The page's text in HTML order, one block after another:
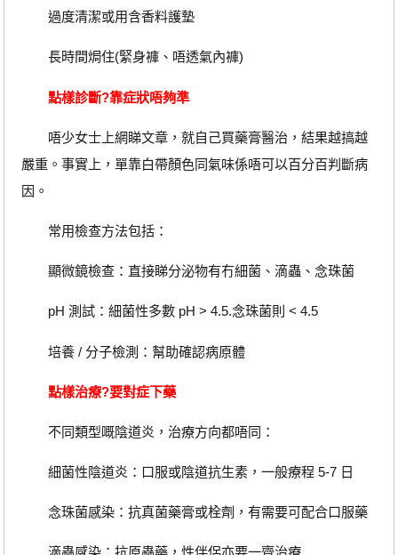
過度清潔或用含香料護墊
長時間焗住(緊身褲、唔透氣內褲)
點樣診斷?靠症狀唔夠準
唔少女士上網睇文章，就自己買藥膏醫治，結果越搞越
嚴重。事實上，單靠白帶顏色同氣味係唔可以百分百判斷病
因。
常用檢查方法包括：
顯微鏡檢查：直接睇分泌物有冇細菌、滴蟲、念珠菌
pH 測試：細菌性多數 pH > 4.5.念珠菌則 < 4.5
培養 / 分子檢測：幫助確認病原體
點樣治療?要對症下藥
不同類型嘅陰道炎，治療方向都唔同：
細菌性陰道炎：口服或陰道抗生素，一般療程 5-7 日
念珠菌感染：抗真菌藥膏或栓劑，有需要可配合口服藥